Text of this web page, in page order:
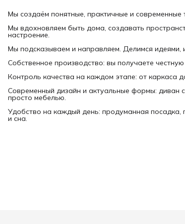
Мы создаём понятные, практичные и
Мы вдохновляем быть дома, создавать
настроение.
Мы подсказываем и направляем. Делимся идеями,
Собственное производство: вы получаете
Контроль качества на каждом этапе: от каркаса
Современный дизайн и актуальные формы: диван
просто мебелью.
Удобство на каждый день: продуманная
и сна.